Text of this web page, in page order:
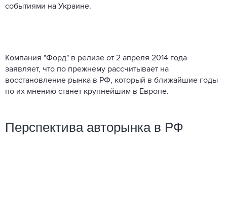
событиями на Украине.
Компания "Форд" в релизе от 2 апреля 2014 года
заявляет, что по прежнему рассчитывает на
восстановление рынка в РФ, который в ближайшие годы
по их мнению станет крупнейшим в Европе.
Перспектива авторынка в РФ